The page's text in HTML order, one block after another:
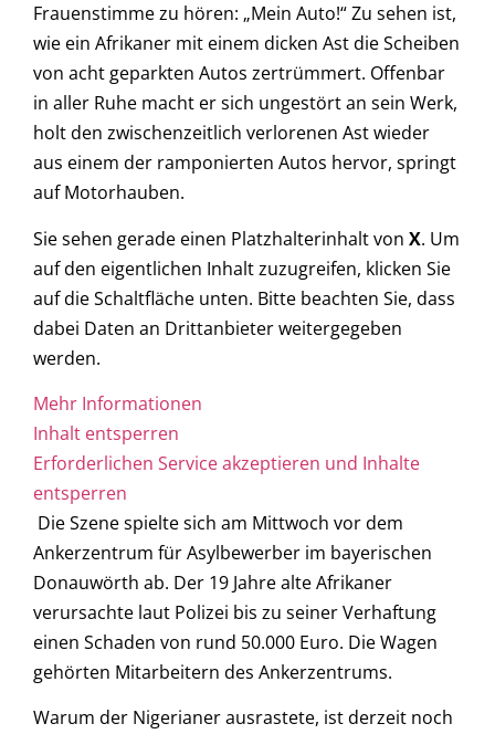
Frauenstimme zu hören: „Mein Auto!“ Zu sehen ist,
wie ein Afrikaner mit einem dicken Ast die Scheiben
von acht geparkten Autos zertrümmert. Offenbar
in aller Ruhe macht er sich ungestört an sein Werk,
holt den zwischenzeitlich verlorenen Ast wieder
aus einem der ramponierten Autos hervor, springt
auf Motorhauben.
Sie sehen gerade einen Platzhalterinhalt von X. Um
auf den eigentlichen Inhalt zuzugreifen, klicken Sie
auf die Schaltfläche unten. Bitte beachten Sie, dass
dabei Daten an Drittanbieter weitergegeben
werden.
Mehr Informationen
Inhalt entsperren
Erforderlichen Service akzeptieren und Inhalte
entsperren
Die Szene spielte sich am Mittwoch vor dem
Ankerzentrum für Asylbewerber im bayerischen
Donauwörth ab. Der 19 Jahre alte Afrikaner
verursachte laut Polizei bis zu seiner Verhaftung
einen Schaden von rund 50.000 Euro. Die Wagen
gehörten Mitarbeitern des Ankerzentrums.
Warum der Nigerianer ausrastete, ist derzeit noch